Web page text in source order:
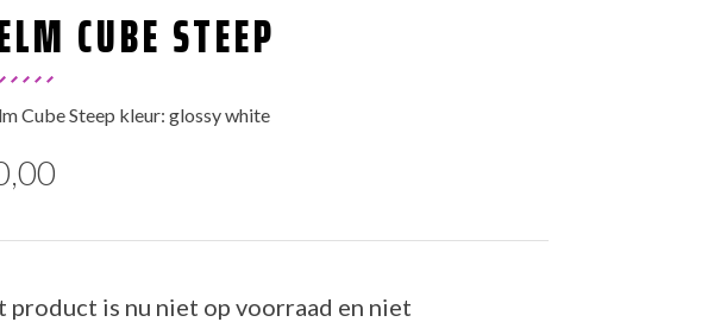
CUBE STEEP
Cube Steep kleur: glossy white
product is nu niet op voorraad en niet